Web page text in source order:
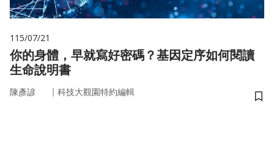
115/07/21
你的身體，早就寫好密碼？基因定序如何閱讀
生命說明書
陳彥諺 ｜ 科技大觀園特約編輯
儲